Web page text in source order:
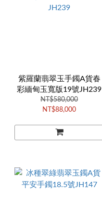
紫羅蘭翡翠玉手鐲A貨春
彩緬甸玉寬版19號JH239
NT$580,000
NT$88,000